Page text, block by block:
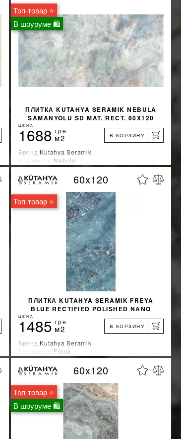
КУПИТЬ
Топ-товар ⭐
В шоуруме 🛍
ПЛИТКА KUTAHYA SERAMIK NEBULA
SAMANYOLU SD MAT. RECT. 60X120
ЦЕНА
1688 грн
м2 В КОРЗИНУ
Бренд:Kutahya Seramik
Коллекция:Nebula
Страна-производитель:Турция
УЗНАТЬ СВОЮ СКИДКУ %
КУПИТЬ
Топ-товар ⭐
60x120
ПЛИТКА KUTAHYA SERAMIK FREYA
BLUE RECTIFIED POLISHED NANO
ЦЕНА
1485 грн
м2 В КОРЗИНУ
Бренд:Kutahya Seramik
Коллекция:Freya
Страна-производитель:Турция
УЗНАТЬ СВОЮ СКИДКУ %
КУПИТЬ
Топ-товар ⭐
В шоуруме 🛍
60x120